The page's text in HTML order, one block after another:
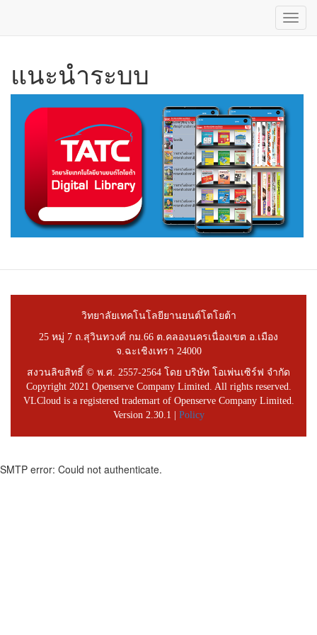
เนื้อหา
แนะนำระบบ
วิทยาลัยเทคโนโลยียานยนต์โตโยต้า
25 หมู่ 7 ถ.สุวินทวงศ์ กม.66 ต.คลองนครเนื่องเขต อ.เมือง
จ.ฉะเชิงเทรา 24000
สงวนลิขสิทธิ์ © พ.ศ. 2557-2564 โดย บริษัท โอเพ่นเซิร์ฟ จำกัด
Copyright 2021 Openserve Company Limited. All rights reserved.
VLCloud is a registered trademart of Openserve Company Limited.
Version 2.30.1 | Policy
SMTP error: Could not authenticate.